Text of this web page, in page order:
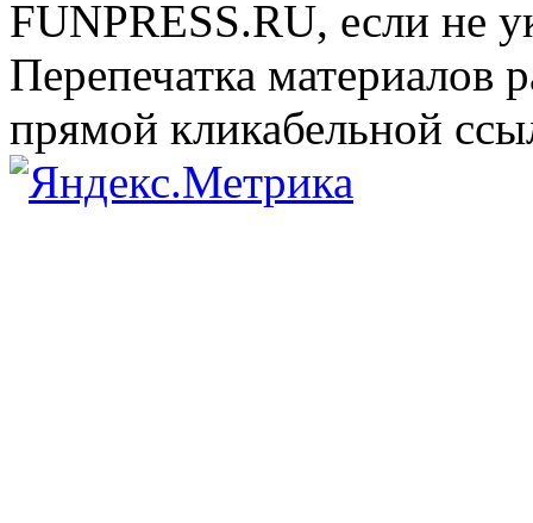
FUNPRESS.RU, если не
Перепечатка материалов
прямой кликабельной